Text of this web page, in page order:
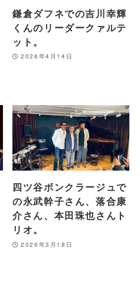
鎌倉ダフネでの吉川幸輝
くんのリーダークァルテ
ット。
2026年4月14日
四ツ谷ボンクラージュで
の永武幹子さん、落合康
介さん、本田珠也さんト
リオ。
2026年3月18日